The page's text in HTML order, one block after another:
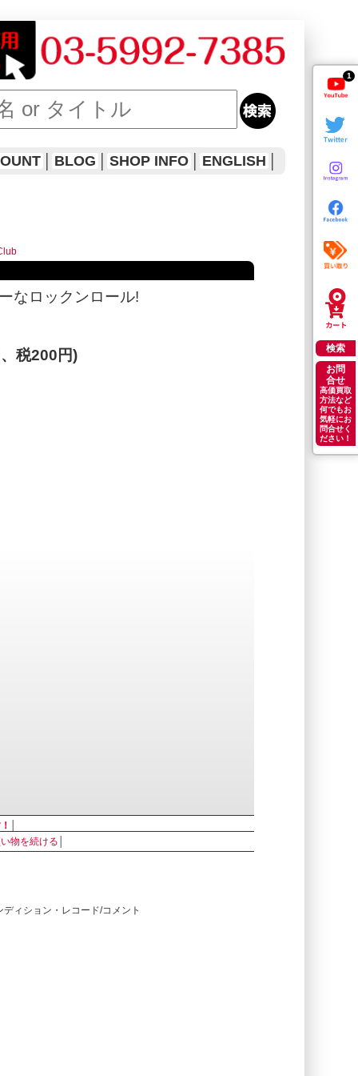
1
検索
お問
合せ
高価買取
方法など
何でもお
気軽にお
問合せく
ださい！
BLOG SHOP INFO ENGLISH
なロックンロール!
税200円)
物を続ける
ィション・レコード/コメント